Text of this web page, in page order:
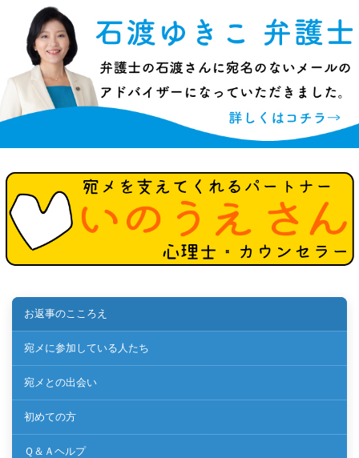
お返事のこころえ
宛メに参加している人たち
宛メとの出会い
初めての方
Ｑ＆Ａヘルプ